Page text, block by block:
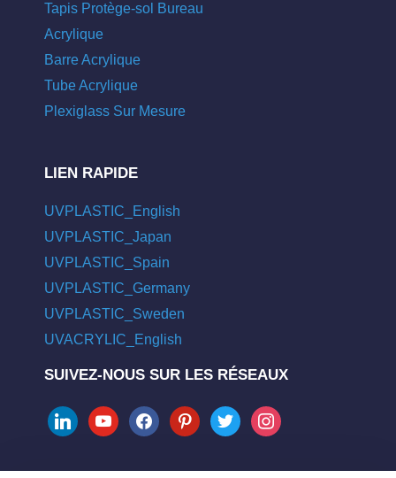
Tapis Protège-sol Bureau
Acrylique
Barre Acrylique
Tube Acrylique
Plexiglass Sur Mesure
LIEN RAPIDE
UVPLASTIC_English
UVPLASTIC_Japan
UVPLASTIC_Spain
UVPLASTIC_Germany
UVPLASTIC_Sweden
UVACRYLIC_English
SUIVEZ-NOUS SUR LES RÉSEAUX
linkedinyoutubefacebookpinteresttwitter instagram